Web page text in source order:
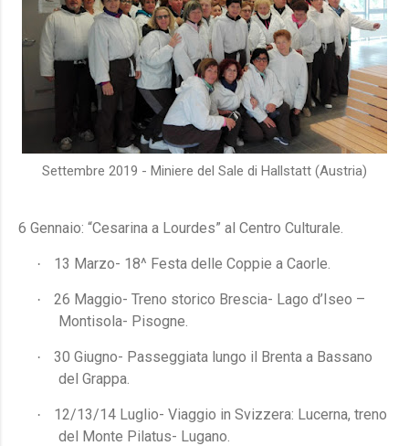
Settembre 2019 - Miniere del Sale di Hallstatt (Austria)
6 Gennaio: “Cesarina a Lourdes” al Centro Culturale.
· 13 Marzo- 18^ Festa delle Coppie a Caorle.
·
26 Maggio- Treno storico Brescia- Lago d’Iseo –
Montisola- Pisogne.
·
30 Giugno- Passeggiata lungo il Brenta a Bassano
del Grappa.
·
12/13/14 Luglio- Viaggio in Svizzera: Lucerna, treno
del Monte Pilatus- Lugano.